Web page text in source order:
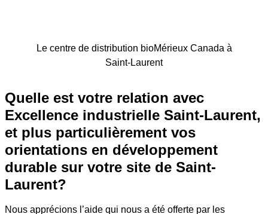
Le centre de distribution bioMérieux Canada à
Saint-Laurent
Quelle est votre relation avec
Excellence industrielle Saint-Laurent,
et plus particulièrement vos
orientations en développement
durable sur votre site de Saint-
Laurent?
Nous apprécions l’aide qui nous a été offerte par les